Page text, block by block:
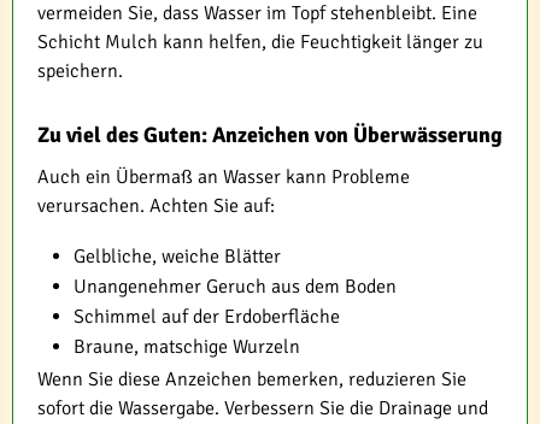
vermeiden Sie, dass Wasser im Topf stehenbleibt. Eine
Schicht Mulch kann helfen, die Feuchtigkeit länger zu
speichern.
Zu viel des Guten: Anzeichen von Überwässerung
Auch ein Übermaß an Wasser kann Probleme
verursachen. Achten Sie auf:
Gelbliche, weiche Blätter
Unangenehmer Geruch aus dem Boden
Schimmel auf der Erdoberfläche
Braune, matschige Wurzeln
Wenn Sie diese Anzeichen bemerken, reduzieren Sie
sofort die Wassergabe. Verbessern Sie die Drainage und